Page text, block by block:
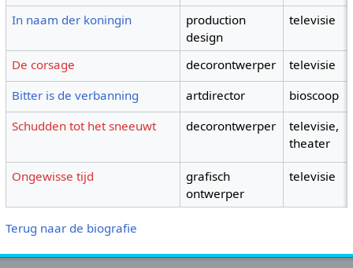
In naam der koningin
production
design
televisie
De corsage decorontwerper
televisie
Bitter is de verbanning
artdirector
bioscoop
Schudden tot het sneeuwt
decorontwerper
televisie,
theater
Ongewisse tijd
grafisch
ontwerper
televisie
Terug naar de biografie